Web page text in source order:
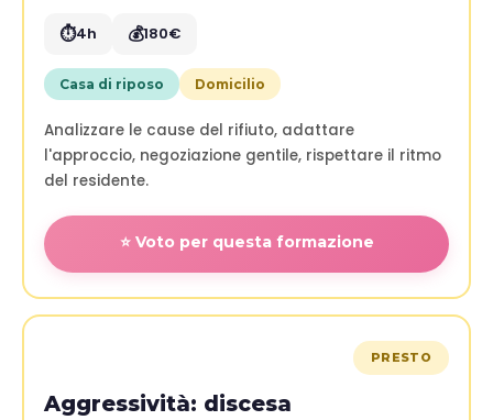
⏱️4h 💰180€
Casa di riposo Domicilio
Analizzare le cause del rifiuto, adattare
l'approccio, negoziazione gentile, rispettare il ritmo
del residente.
⭐ Voto per questa formazione
PRESTO
Aggressività: discesa